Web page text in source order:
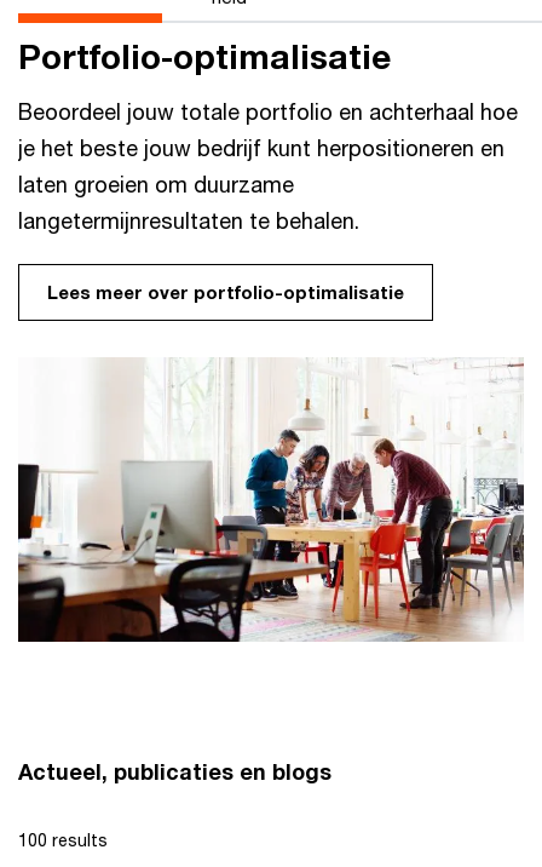
Portfolio-optimalisatie
Beoordeel jouw totale portfolio en achterhaal hoe
je het beste jouw bedrijf kunt herpositioneren en
laten groeien om duurzame
langetermijnresultaten te behalen.
Lees meer over portfolio-optimalisatie
Actueel, publicaties en blogs
100 results